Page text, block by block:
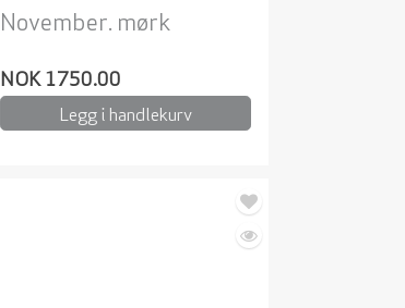
November. mørk
NOK 1750.00
Legg i handlekurv